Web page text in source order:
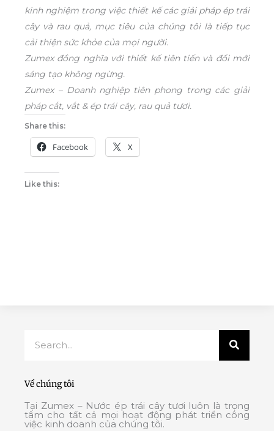
kinh nghiệm trong việc thiết kế các giải pháp ép trái
cây và rau quả, mục tiêu của chúng tôi là tiếp tục
cải thiện sức khỏe của mọi người.
Zumex đồng nghĩa với thiết kế tiên tiến và đổi mới
sáng tạo không ngừng.
Zumex – Doanh nghiệp tiên phong trong các giải
pháp cắt, vắt & ép trái cây, rau quả tươi.
Share this:
Facebook X
Like this:
Về chúng tôi
Tại Zumex – Nước ép trái cây tươi luôn là trọng
tâm cho tất cả mọi hoạt động phát triển công
việc kinh doanh của chúng tôi.